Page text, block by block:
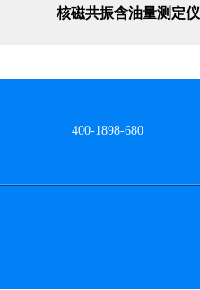
核磁共振含油量测定仪
400-1898-680